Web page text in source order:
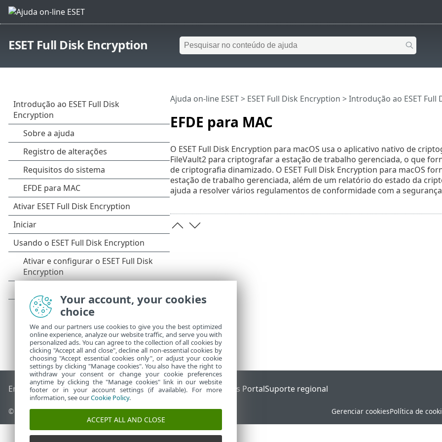
ESET Full Disk Encryption
EFDE para MAC
Ajuda on-line ESET> ESET Full Disk Encryption >Introdução ao ESET Full
O ESET Full Disk Encryption para macOS usa o aplicativo nativo de
FileVault2 para criptografar a estação de trabalho gerenciada, o que
de criptografia dinamizado. O ESET Full Disk Encryption para macOS
estação de trabalho gerenciada, além de um relatório do estado da
ajuda a resolver vários regulamentos de conformidade com a
End of Life Base de conhecimento ESETFórum ESETESET Status PortalSuporte regional
© 1992 - 2026 ESET, spol. s r.o. - Todos os direitos reservados. Gerenciar cookiesPolítica de
Your account, your cookies
choice
We and our partners use cookies to give you the best optimized
online experience, analyze our website traffic, and serve you with
personalized ads. You can agree to the collection of all cookies by
clicking "Accept all and close", decline all non-essential cookies by
choosing "Accept essential cookies only", or adjust your cookie
settings by clicking "Manage cookies". You also have the right to
withdraw your consent or change your cookie preferences
anytime by clicking the "Manage cookies" link in our website
footer or in your account settings (if available). For more
information, see ourCookie Policy.
ACCEPT ALL AND CLOSE